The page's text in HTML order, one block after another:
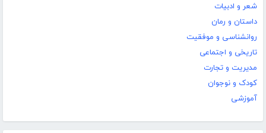
شعر و ادبیات
داستان و رمان
روانشناسی و موفقیت
تاریخی و اجتماعی
مدیریت و تجارت
کودک و نوجوان
آموزشی